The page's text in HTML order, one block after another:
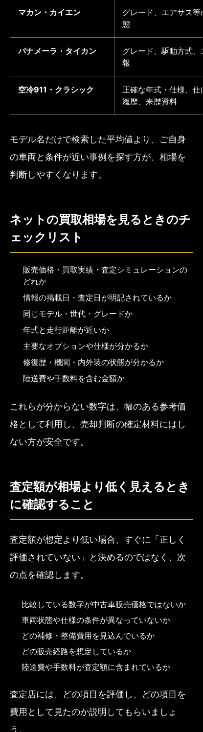
マカン・カイエン
グレード、エアサス
態
パナメーラ・タイカン
グレード、駆動方式
報
空冷911・クラシック
正確な年式・仕様、
履歴、来歴資料
モデル名だけで検索した平均値より、ご自身
の車両と条件が近い事例を探す方が、相場を
判断しやすくなります。
ネットの買取相場を見るときのチ
ェックリスト
販売価格・買取実績・査定シミュレーションの
どれか
情報の掲載日・査定日が明記されているか
同じモデル・世代・グレードか
年式と走行距離が近いか
主要なオプションや仕様が分かるか
修復歴・機関・内外装の状態が分かるか
陸送費や手数料を含む金額か
これらが分からない数字は、幅のある参考価
格として利用し、売却判断の確定材料にはし
ない方が安全です。
査定額が相場より低く見えるとき
に確認すること
査定額が想定より低い場合、すぐに「正しく
評価されていない」と決めるのではなく、次
の点を確認します。
比較している数字が中古車販売価格ではないか
車両状態や仕様の条件が異なっていないか
どの補修・整備費用を見込んでいるか
どの販売経路を想定しているか
陸送費や手数料が査定額に含まれているか
査定店には、どの項目を評価し、どの項目を
費用として見たのか説明してもらいましょ
う。